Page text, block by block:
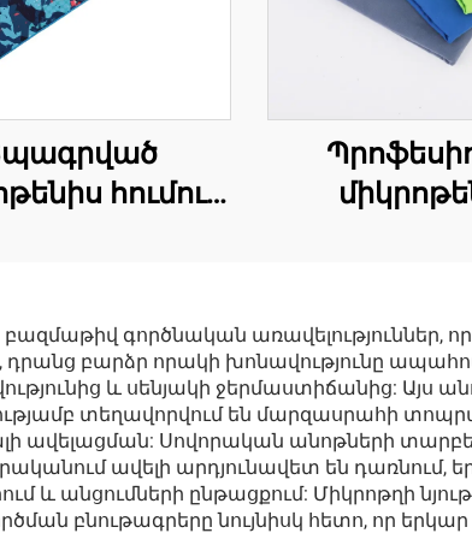
հումուշ
գործնական առավելություններ,
բարձր որակի խոնավությունը
և սենյակի ջերմաստիճանից: Այս
տեղավորվում են մարզասրահի
ավելացման: Սովորական անոթների
ավելի արդյունավետ են դառնում,
և անցումների ընթացքում: Միկրոթղի
բնութագրերը նույնիսկ հետո, որ